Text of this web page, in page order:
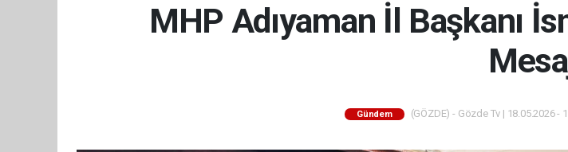
MHP Adıyaman İl Başkanı
Gündem (GÖZDE) - Gözde Tv | 18.05.2026 -